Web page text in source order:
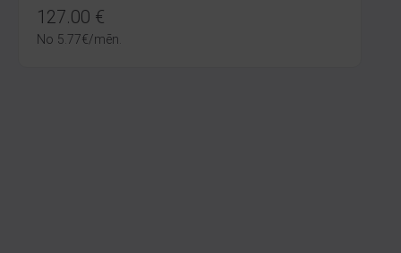
127.00 €
No 5.77€/mēn.